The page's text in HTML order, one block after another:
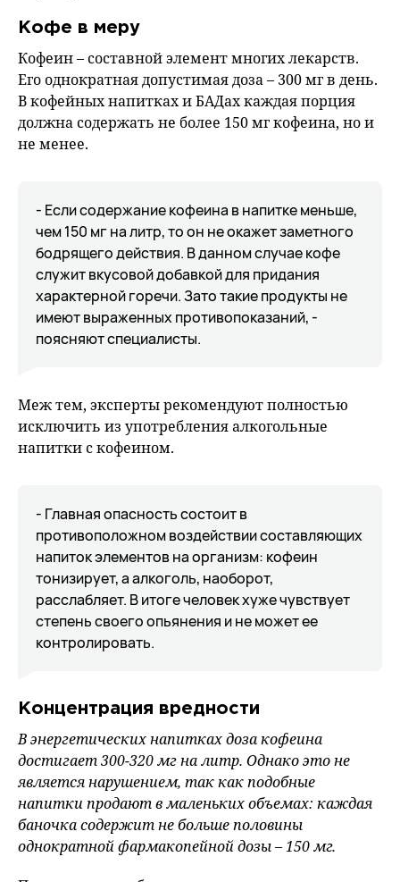
Кофе в меру
Кофеин – составной элемент многих лекарств.
Его однократная допустимая доза – 300 мг в день.
В кофейных напитках и БАДах каждая порция
должна содержать не более 150 мг кофеина, но и
не менее.
- Если содержание кофеина в напитке меньше,
чем 150 мг на литр, то он не окажет заметного
бодрящего действия. В данном случае кофе
служит вкусовой добавкой для придания
характерной горечи. Зато такие продукты не
имеют выраженных противопоказаний, -
поясняют специалисты.
Меж тем, эксперты рекомендуют полностью
исключить из употребления алкогольные
напитки с кофеином.
- Главная опасность состоит в
противоположном воздействии составляющих
напиток элементов на организм: кофеин
тонизирует, а алкоголь, наоборот,
расслабляет. В итоге человек хуже чувствует
степень своего опьянения и не может ее
контролировать.
Концентрация вредности
В энергетических напитках доза кофеина
достигает 300-320 мг на литр. Однако это не
является нарушением, так как подобные
напитки продают в маленьких объемах: каждая
баночка содержит не больше половины
однократной фармакопейной дозы – 150 мг.